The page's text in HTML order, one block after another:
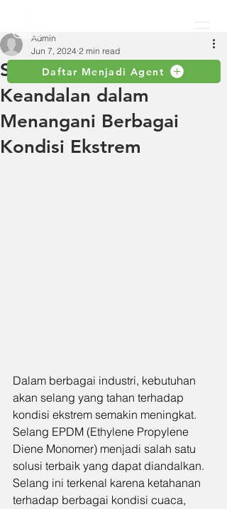
Daftar Menjadi Agent
Selang EPDM Sebagai
Keandalan dalam
Menangani Berbagai
Kondisi Ekstrem
Admin
Jun 7, 2024 2 min read
Dalam berbagai industri, kebutuhan
akan selang yang tahan terhadap
kondisi ekstrem semakin meningkat.
Selang EPDM (Ethylene Propylene
Diene Monomer) menjadi salah satu
solusi terbaik yang dapat diandalkan.
Selang ini terkenal karena ketahanan
terhadap berbagai kondisi cuaca,